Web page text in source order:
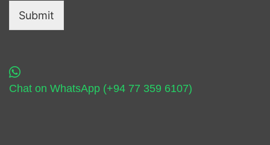
Submit
Chat on WhatsApp (+94 77 359 6107)